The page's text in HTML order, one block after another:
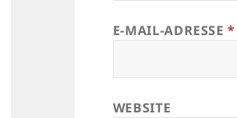
E-MAIL-ADRESSE*
WEBSITE